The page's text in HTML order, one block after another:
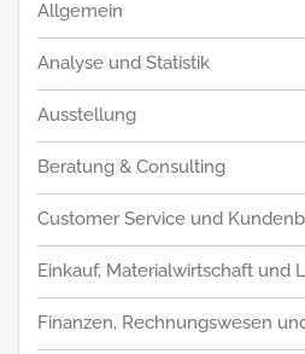
Allgemein
Analyse und Statistik
Ausstellung
Beratung & Consulting
Customer Service und
Einkauf, Materialwirtschaft und
Finanzen, Rechnungswesen